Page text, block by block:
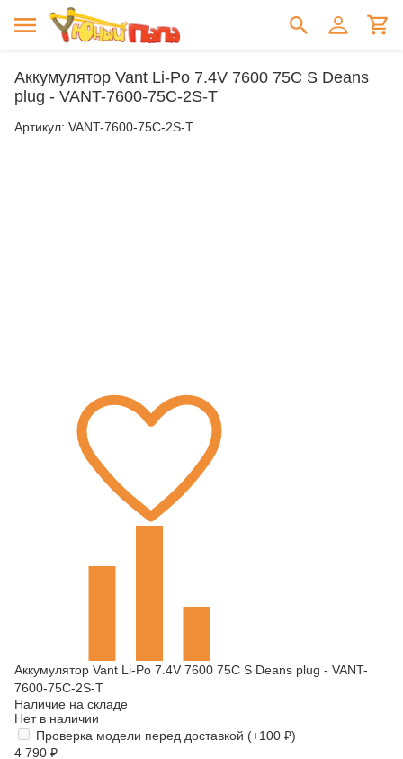
Аккумулятор Vant Li-Po 7.4V 7600 75C S Deans
plug - VANT-7600-75C-2S-T
Артикул: VANT-7600-75C-2S-T
Аккумулятор Vant Li-Po 7.4V 7600 75C S Deans plug - VANT-
7600-75C-2S-T
Наличие на складе
Нет в наличии
Проверка модели перед доставкой (+100 ₽)
4 790 ₽